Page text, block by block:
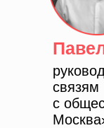
связям
с